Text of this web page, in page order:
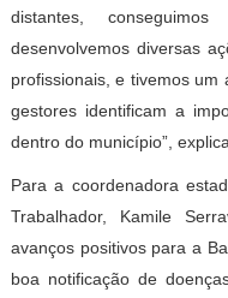
distantes,
desenvolvemos diversas
profissionais, e tivemos
gestores identificam a
dentro do município”, explica.
Para a coordenadora
Trabalhador, Kamile
avanços positivos para a
boa notificação de